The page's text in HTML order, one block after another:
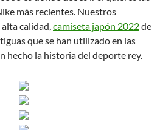
más recientes. Nuestros
calidad,camiseta japón 2022de
que se han utilizado en las
hecho la historia del deporte rey.